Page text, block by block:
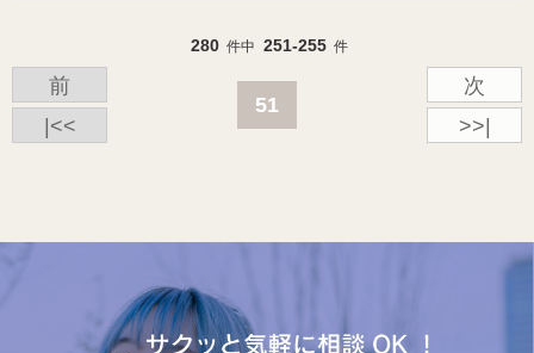
280 件中 251-255 件
|<<
前
51
次
>>|